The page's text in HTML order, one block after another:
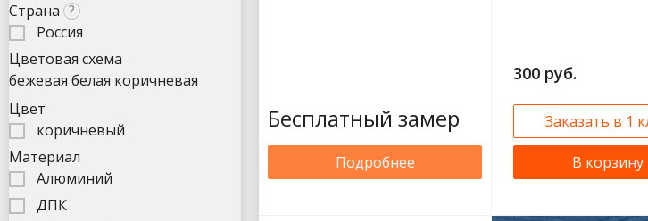
Бесплатный замер
Подробнее
300 руб.
Заказать в 1
В корзину
Страна ?
Россия
Цветовая схема
бежевая белая коричневая
Цвет
коричневый
Материал
Алюминий
ДПК